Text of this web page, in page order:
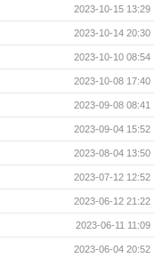
2023-10-15 13:29
2023-10-14 20:30
2023-10-10 08:54
2023-10-08 17:40
2023-09-08 08:41
2023-09-04 15:52
2023-08-04 13:50
2023-07-12 12:52
2023-06-12 21:22
2023-06-11 11:09
2023-06-04 20:52